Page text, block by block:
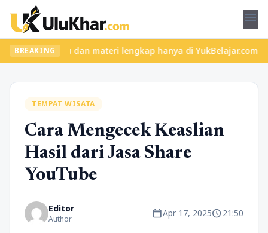
menu
BREAKING
seru dan materi lengkap hanya di YukBelajar.com.
TEMPAT WISATA
Cara Mengecek Keaslian
Hasil dari Jasa Share
YouTube
Editor
Author calendar_todayApr 17, 2025schedule21:50